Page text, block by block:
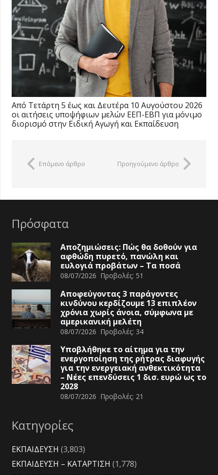
Από Τετάρτη 5 έως και Δευτέρα 10 Αυγούστου 2026
οι αιτήσεις υποψήφιων μελών ΕΕΠ-ΕΒΠ για μόνιμο
διορισμό στην Ειδική Αγωγή και Εκπαίδευση
Επόμενο άρθρο Προηγούμενο άρθρο
Πρόσφατα
Αποζημιώσεις: Πώς θα δοθούν για
αφθώδη πυρετό, πανώλη και
ευλογιά προβάτων – Τα ποσά
08/07/2026 Προβολές: 51
Αποφεύγοντας 3 παράγοντες
κινδύνου κερδίζουμε 13 επιπλέον
χρόνια χωρίς άνοια, σύμφωνα με
αμερικανική μελέτη
08/07/2026 Προβολές: 34
Υποβλήθηκε το αίτημα για την
ενεργοποίηση της ρήτρας διαφυγής
για την ενεργειακή ανθεκτικότητα
– Νέες επενδύσεις 1 δισ. ευρώ ως το
2028
08/07/2026 Προβολές: 21
Κατηγορίες
ΕΚΠΑΙΔΕΥΣΗ (3,803)
ΕΚΠΑΙΔΕΥΣΗ – ΚΑΤΑΡΤΙΣΗ (1,778)